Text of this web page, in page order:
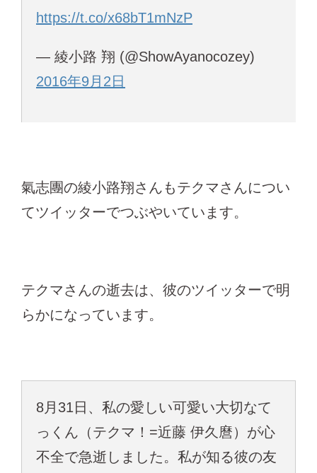
https://t.co/x68bT1mNzP
— 綾小路 翔 (@ShowAyanocozey)
2016年9月2日
氣志團の綾小路翔さんもテクマさんについ
てツイッターでつぶやいています。
テクマさんの逝去は、彼のツイッターで明
らかになっています。
8月31日、私の愛しい可愛い大切なて
っくん（テクマ！=近藤 伊久麿）が心
不全で急逝しました。私が知る彼の友